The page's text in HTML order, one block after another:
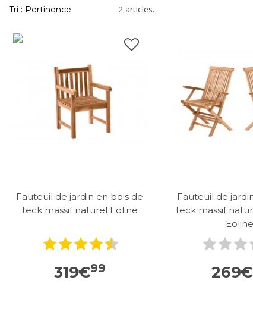
Tri : Pertinence 2 articles.
Fauteuil de jardin en bois de
teck massif naturel Eoline
319€99
Fauteuil de
teck massif
Eoline
269€